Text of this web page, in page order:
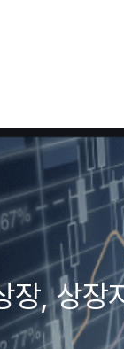
, 상장